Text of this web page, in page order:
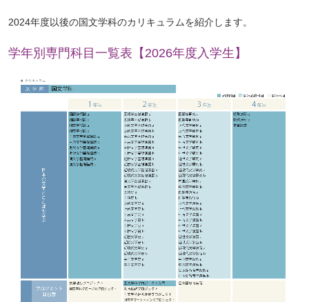
2024年度以後の国文学科のカリキュラムを紹介します。
学年別専門科目一覧表【2026年度入学生】